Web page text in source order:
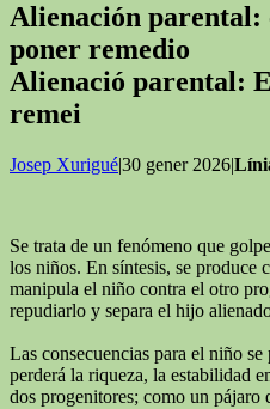
Alienación parental:
poner remedio
Alienació parental:
remei
Josep Xurigué|30 gener 2026|
Se trata de un fenómeno que
los niños. En síntesis, se produce
manipula el niño contra el otro
repudiarlo y separa el hijo
Las consecuencias para el niño
perderá la riqueza, la estabilidad
dos progenitores; como un pájaro